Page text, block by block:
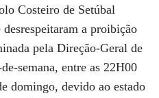
Costeiro de Setúbal
a proibição
pela Direção-Geral de
semana, entre as 22H00
domingo, devido ao estado